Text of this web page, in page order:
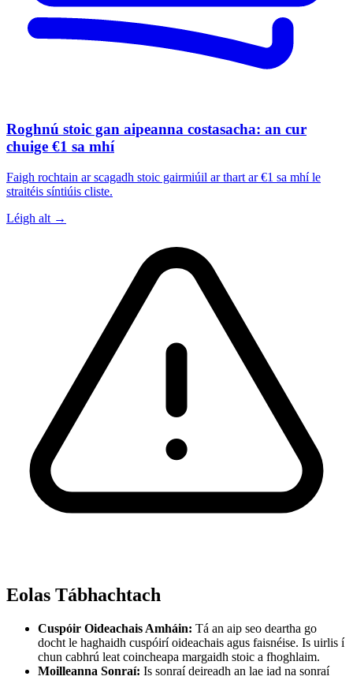
Roghnú stoic gan aipeanna costasacha: an cur
chuige €1 sa mhí
Faigh rochtain ar scagadh stoic gairmiúil ar thart ar €1 sa mhí le
straitéis síntiúis cliste.
Léigh alt →
Eolas Tábhachtach
Cuspóir Oideachais Amháin: Tá an aip seo deartha go
docht le haghaidh cuspóirí oideachais agus faisnéise. Is uirlis í
chun cabhrú leat coincheapa margaidh stoic a fhoghlaim.
Moilleanna Sonraí: Is sonraí deireadh an lae iad na sonraí